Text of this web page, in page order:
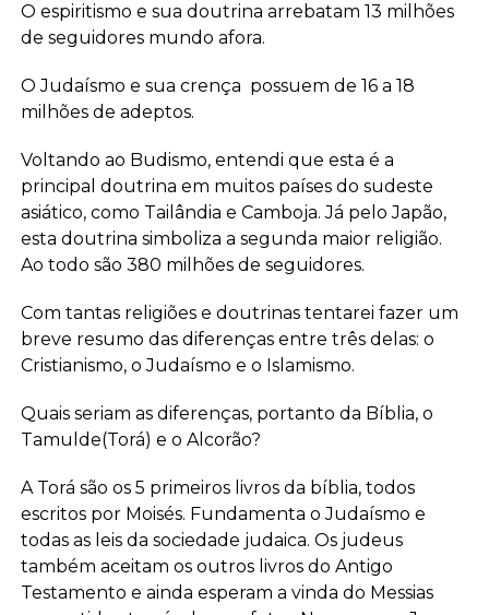
O espiritismo e sua doutrina arrebatam 13 milhões
de seguidores mundo afora.
O Judaísmo e sua crença possuem de 16 a 18
milhões de adeptos.
Voltando ao Budismo, entendi que esta é a
principal doutrina em muitos países do sudeste
asiático, como Tailândia e Camboja. Já pelo Japão,
esta doutrina simboliza a segunda maior religião.
Ao todo são 380 milhões de seguidores.
Com tantas religiões e doutrinas tentarei fazer um
breve resumo das diferenças entre três delas: o
Cristianismo, o Judaísmo e o Islamismo.
Quais seriam as diferenças, portanto da Bíblia, o
Tamulde(Torá) e o Alcorão?
A Torá são os 5 primeiros livros da bíblia, todos
escritos por Moisés. Fundamenta o Judaísmo e
todas as leis da sociedade judaica. Os judeus
também aceitam os outros livros do Antigo
Testamento e ainda esperam a vinda do Messias